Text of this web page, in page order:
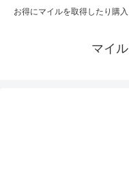
お得にマイルを取得したり購
マイ